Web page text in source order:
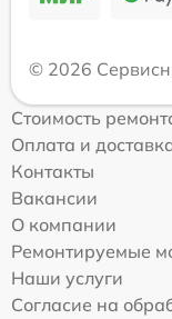
© 2026
Стоимость
Оплата и
Контакты
Вакансии
О компании
Ремонтируемые
Наши услуги
Согласие на